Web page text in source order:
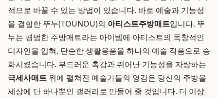
적으로 바꿀 수 있는 방법이 있습니다. 바로 예술과 기능성
을 결합한 뚜누(TOUNOU)의 아티스트주방매트입니다. 뚜
누는 평범한 주방매트라는 아이템에 아티스트의 독창적인
디자인을 입혀, 단순한 생활용품을 하나의 예술 작품으로 승
화시켰습니다. 부드러운 촉감과 뛰어난 기능성을 자랑하는
극세사매트 위에 펼쳐진 예술가들의 영감은 당신의 주방을
세상에 단 하나뿐인 갤러리로 만들어 줄 것입니다. 더 이상